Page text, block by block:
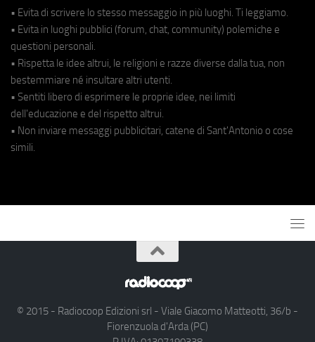
• Evita di scrivere lo stesso messaggio in più luoghi. Ti leggiamo.
• Evita in luoghi pubblici (forum, chat, community) polemiche e
questioni personali.
• Rispetta le idee altrui, le religioni e razze diverse dalla tua, non
bestemmiare né insultare altri utenti.
• Sentiti libero di esprimere le proprie idee, nei limiti
dell'educazione e del rispetto altrui.
• Non inviare messaggi pubblicitari, catene di Sant'Antonio o cose
simili.
© 2015 - Radiocoop Edizioni srl - Viale Giacomo Matteotti, 36/b -
Fiorenzuola d'Arda (PC)